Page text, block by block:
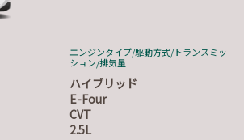
エンジンタイプ/駆動方式/トランスミッ
ション/排気量
ハイブリッド
E-Four
CVT
2.5L